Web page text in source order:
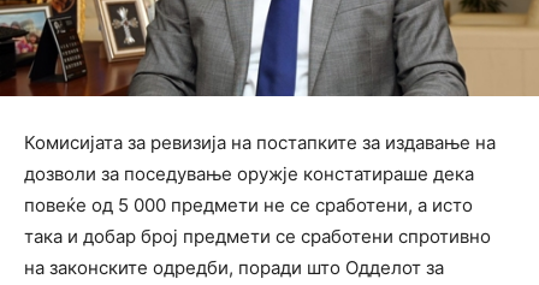
Комисијата за ревизија на постапките за издавање на
дозволи за поседување оружје констатираше дека
повеќе од 5 000 предмети не се сработени, а исто
така и добар број предмети се сработени спротивно
на законските одредби, поради што Одделот за